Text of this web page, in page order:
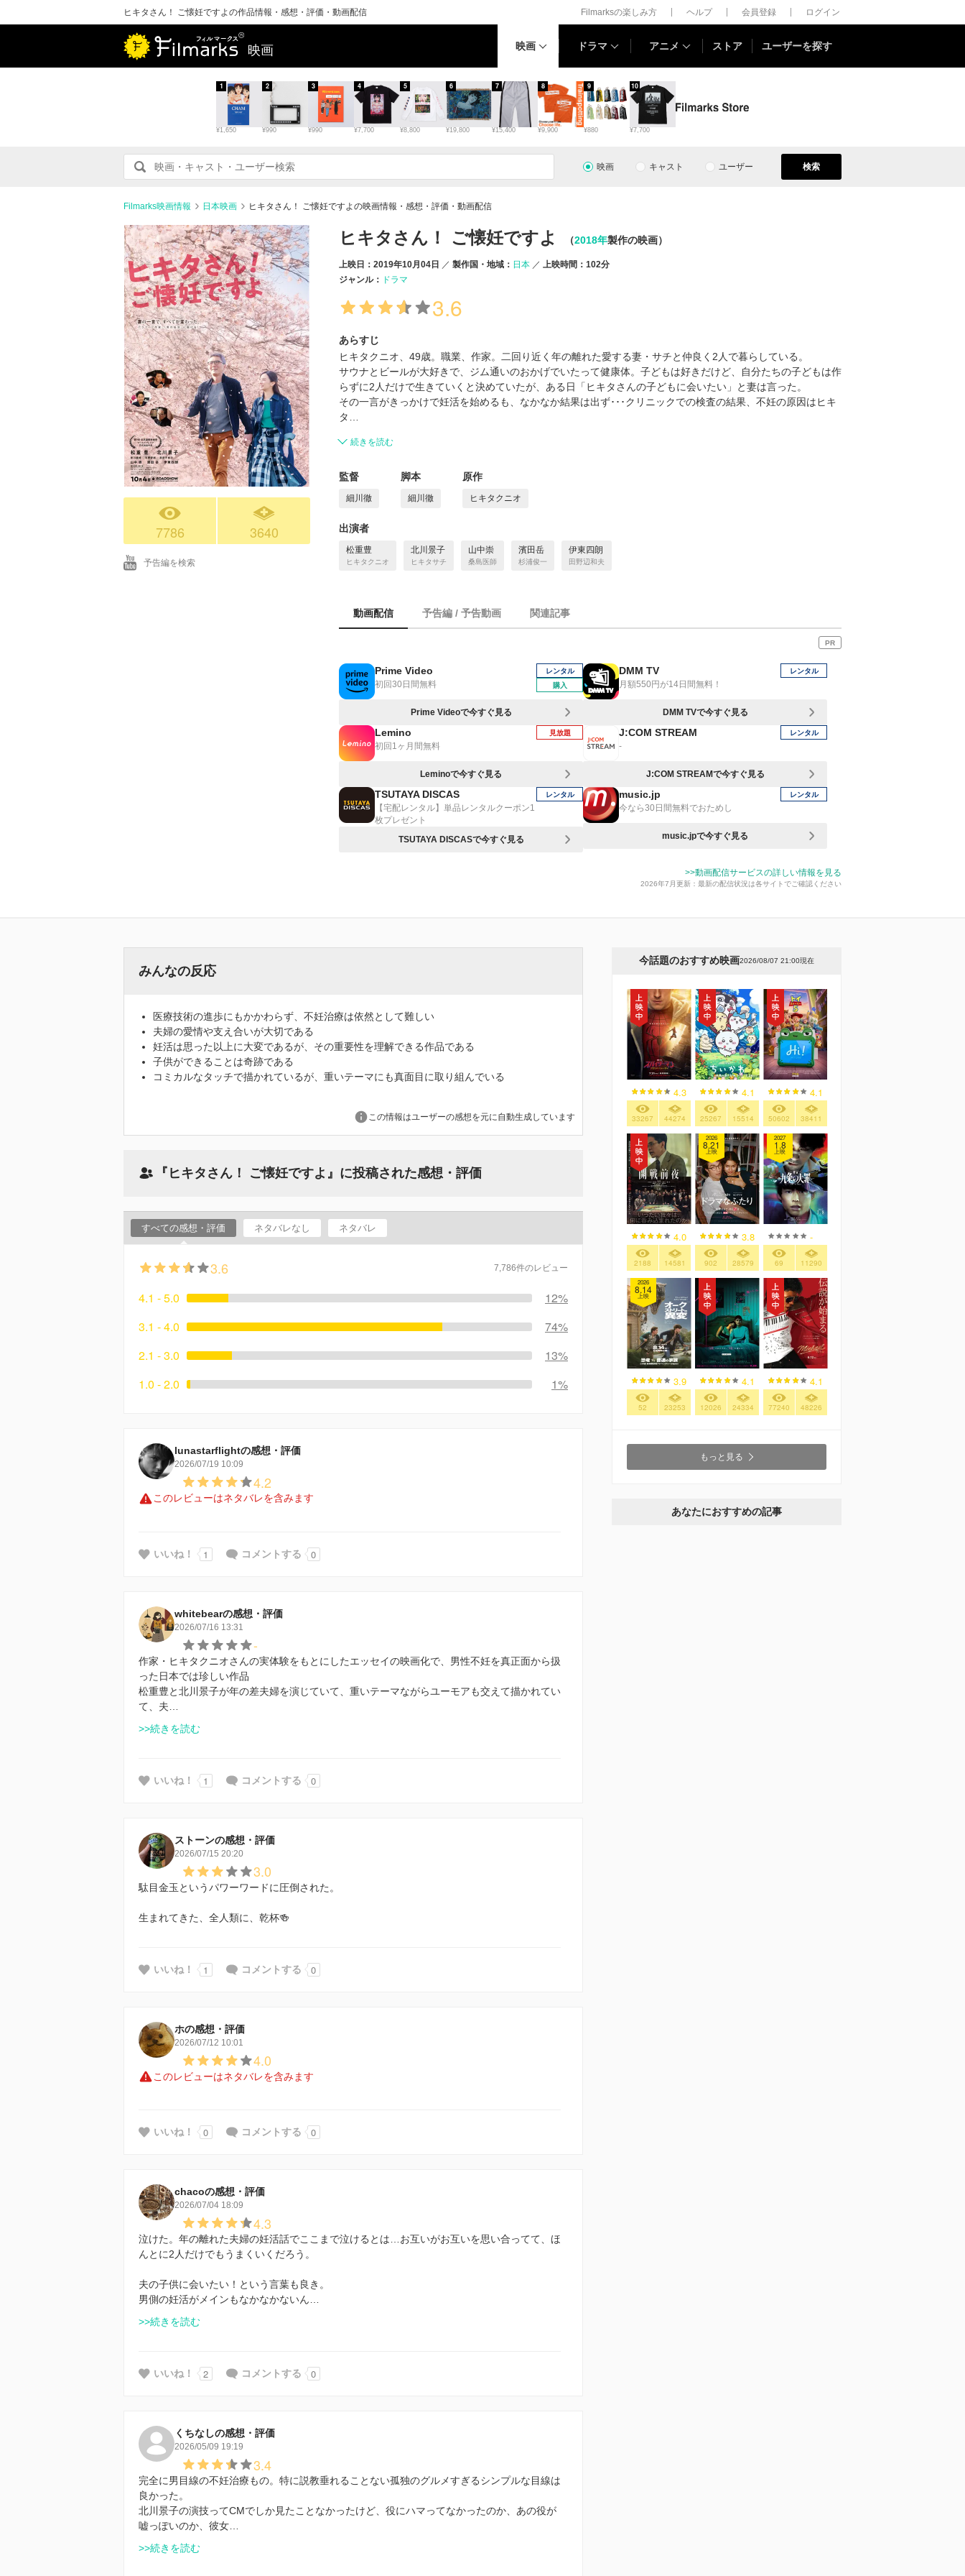
ヒキタさん！ ご懐妊ですよの作品情報・感想・評価・動画配信 Filmarksの楽しみ方 ヘルプ 会員登録 ログイン
映画 映画 ドラマ アニメ ストア ユーザーを探す
¥1,650
1
¥990
2
¥990
3
¥7,700
4
¥8,800
5
¥19,800
6
¥15,400
7
¥9,900
8
¥880
9
¥7,700
10
映画 キャスト ユーザー 検索
Filmarks映画情報 日本映画 ヒキタさん！ ご懐妊ですよの映画情報・感想・評価・動画配信
7786 3640
予告編を検索
ヒキタさん！ ご懐妊ですよ （2018年製作の映画）
上映日：2019年10月04日 製作国・地域： 日本
上映時間：102分
ジャンル： ドラマ
3.6
あらすじ
ヒキタクニオ、49歳。職業、作家。二回り近く年の離れた愛する妻・サチと仲良く2人で暮らしている。
サウナとビールが大好きで、ジム通いのおかげでいたって健康体。子どもは好きだけど、自分たちの子どもは作
らずに2人だけで生きていくと決めていたが、ある日「ヒキタさんの子どもに会いたい」と妻は言った。
その一言がきっかけで妊活を始めるも、なかなか結果は出ず･･･クリニックでの検査の結果、不妊の原因はヒキ
タ…
続きを読む
監督
細川徹
脚本
細川徹
原作
ヒキタクニオ
出演者
松重豊
ヒキタクニオ
北川景子
ヒキタサチ
山中崇
桑島医師
濱田岳
杉浦俊一
伊東四朗
田野辺和夫
動画配信 予告編 / 予告動画 関連記事
PR
Prime Video
初回30日間無料
レンタル
購入
Prime Videoで今すぐ見る
DMM TV
月額550円が14日間無料！
レンタル
DMM TVで今すぐ見る
Lemino
初回1ヶ月間無料
見放題
Leminoで今すぐ見る
J:COM STREAM
-
レンタル
J:COM STREAMで今すぐ見る
TSUTAYA DISCAS
【宅配レンタル】単品レンタルクーポン1
枚プレゼント
レンタル
TSUTAYA DISCASで今すぐ見る
music.jp
今なら30日間無料でおためし
レンタル
music.jpで今すぐ見る
>>動画配信サービスの詳しい情報を見る
2026年7月更新：最新の配信状況は各サイトでご確認ください
みんなの反応
医療技術の進歩にもかかわらず、不妊治療は依然として難しい
夫婦の愛情や支え合いが大切である
妊活は思った以上に大変であるが、その重要性を理解できる作品である
子供ができることは奇跡である
コミカルなタッチで描かれているが、重いテーマにも真面目に取り組んでいる
この情報はユーザーの感想を元に自動生成しています
『ヒキタさん！ ご懐妊ですよ』に投稿された感想・評価
すべての感想・評価 ネタバレなし ネタバレ
3.6 7,786件のレビュー
4.1 - 5.0
12%
3.1 - 4.0
74%
2.1 - 3.0
13%
1.0 - 2.0
1%
lunastarflightの感想・評価
2026/07/19 10:09
4.2
このレビューはネタバレを含みます
いいね！ 1 コメントする 0
whitebearの感想・評価
2026/07/16 13:31
-
作家・ヒキタクニオさんの実体験をもとにしたエッセイの映画化で、男性不妊を真正面から扱
った日本では珍しい作品
松重豊と北川景子が年の差夫婦を演じていて、重いテーマながらユーモアも交えて描かれてい
て、夫…
>>続きを読む
いいね！ 1 コメントする 0
ストーンの感想・評価
2026/07/15 20:20
3.0
駄目金玉というパワーワードに圧倒された。
生まれてきた、全人類に、乾杯🍻
いいね！ 1 コメントする 0
ホの感想・評価
2026/07/12 10:01
4.0
このレビューはネタバレを含みます
いいね！ 0 コメントする 0
chacoの感想・評価
2026/07/04 18:09
4.3
泣けた。年の離れた夫婦の妊活話でここまで泣けるとは…お互いがお互いを思い合ってて、ほ
んとに2人だけでもうまくいくだろう。
夫の子供に会いたい！という言葉も良き。
男側の妊活がメインもなかなかないん…
>>続きを読む
いいね！ 2 コメントする 0
くちなしの感想・評価
2026/05/09 19:19
3.4
完全に男目線の不妊治療もの。特に説教垂れることない孤独のグルメすぎるシンプルな目線は
良かった。
北川景子の演技ってCMでしか見たことなかったけど、役にハマってなかったのか、あの役が
嘘っぽいのか、彼女…
>>続きを読む
今話題のおすすめ映画2026/08/07 21:00現在
4.3
33267 44274
4.1
25267 15514
4.1
50602 38411
4.0
2188 14581
2026
8.21
上映
3.8
902 28579
2027
1.8
上映
-
69 11290
2026
8.14
上映
3.9
52 23253
4.1
12026 24334
4.1
77240 48226
もっと見る
あなたにおすすめの記事